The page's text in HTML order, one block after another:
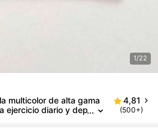
1/22
multicolor de alta gama
ejercicio diario y dep
4,81
(500+)